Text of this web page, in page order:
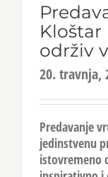
Kloštar
održiv
20. travnja,
Predavanje
jedinstvenu
istovremeno